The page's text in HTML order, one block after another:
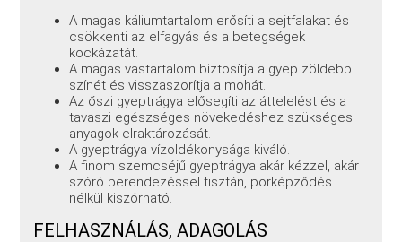
A magas káliumtartalom erősíti a sejtfalakat és
csökkenti az elfagyás és a betegségek
kockázatát.
A magas vastartalom biztosítja a gyep zöldebb
színét és visszaszorítja a mohát.
Az őszi gyeptrágya elősegíti az áttelelést és a
tavaszi egészséges növekedéshez szükséges
anyagok elraktározását.
A gyeptrágya vízoldékonysága kiváló.
A finom szemcséjű gyeptrágya akár kézzel, akár
szóró berendezéssel tisztán, porképződés
nélkül kiszórható.
FELHASZNÁLÁS, ADAGOLÁS